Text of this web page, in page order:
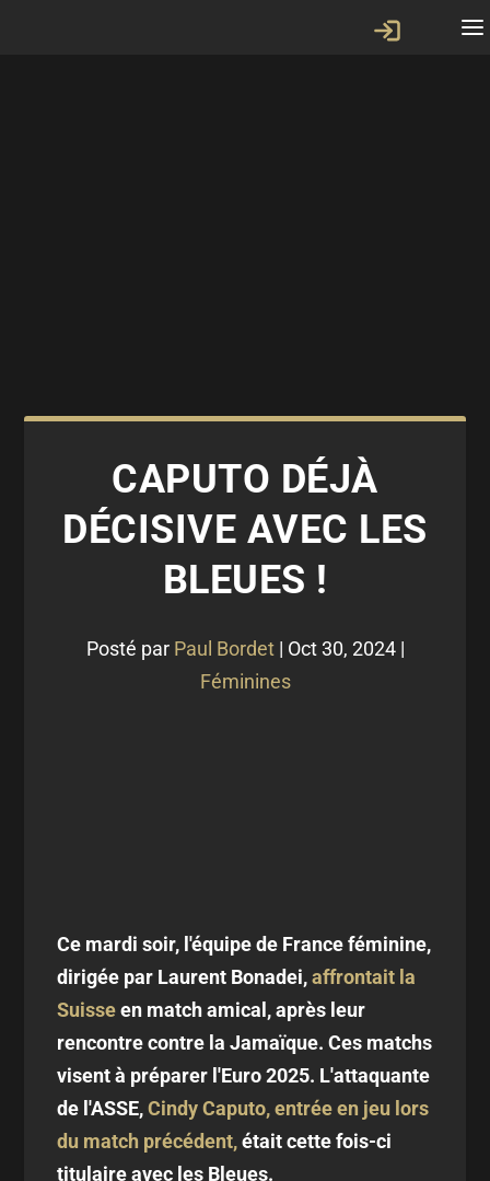
CAPUTO DÉJÀ
DÉCISIVE AVEC LES
BLEUES !
Posté par Paul Bordet| Oct 30, 2024|
Féminines
Ce mardi soir, l'équipe de France féminine,
dirigée par Laurent Bonadei,affrontait la
Suisseen match amical, après leur
rencontre contre la Jamaïque. Ces matchs
visent à préparer l'Euro 2025. L'attaquante
de l'ASSE,Cindy Caputo, entrée en jeu lors
du match précédent,était cette fois-ci
titulaire avec les Bleues.